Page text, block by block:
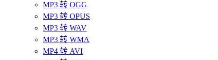
MP3 转 OGG
MP3 转 OPUS
MP3 转 WAV
MP3 转 WMA
MP4 转 AVI